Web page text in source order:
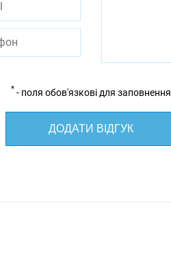
* - поля обов'язкові для заповнення
ДОДАТИ ВІДГУК